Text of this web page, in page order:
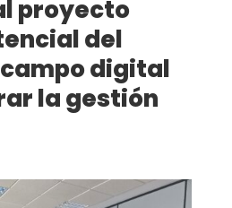
proyecto
del
digital
la gestión